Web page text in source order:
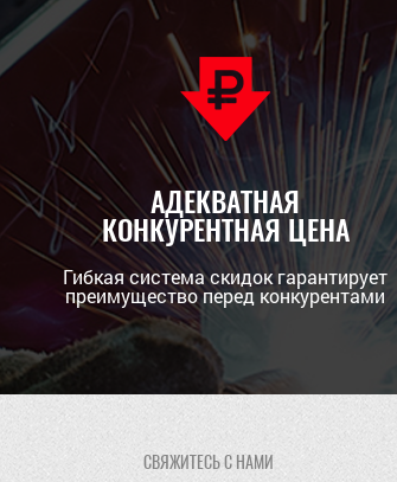
АДЕКВАТНАЯ
КОНКУРЕНТНАЯ ЦЕНА
Гибкая система скидок гарантирует
преимущество перед конкурентами
СВЯЖИТЕСЬ С НАМИ